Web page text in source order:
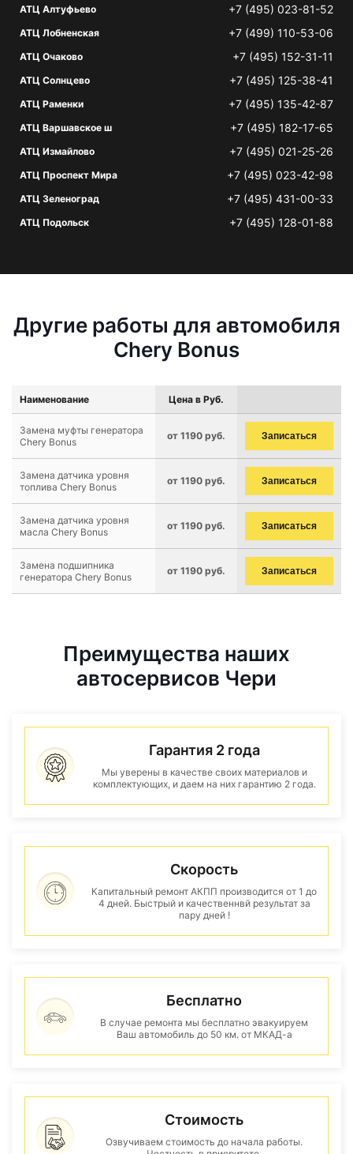
АТЦ Алтуфьево +7 (495) 023-81-52
АТЦ Лобненская +7 (499) 110-53-06
АТЦ Очаково +7 (495) 152-31-11
АТЦ Солнцево +7 (495) 125-38-41
АТЦ Раменки +7 (495) 135-42-87
АТЦ Варшавское ш +7 (495) 182-17-65
АТЦ Измайлово +7 (495) 021-25-26
АТЦ Проспект Мира +7 (495) 023-42-98
АТЦ Зеленоград +7 (495) 431-00-33
АТЦ Подольск +7 (495) 128-01-88
Другие работы для автомобиля
Chery Bonus
Наименование Цена в Руб.
Замена муфты генератора
Chery Bonus
от 1190 руб. Записаться
Замена датчика уровня
топлива Chery Bonus
от 1190 руб. Записаться
Замена датчика уровня
масла Chery Bonus
от 1190 руб. Записаться
Замена подшипника
генератора Chery Bonus
от 1190 руб. Записаться
Преимущества наших
автосервисов Чери
Гарантия 2 года
Мы уверены в качестве своих материалов и
комплектующих, и даем на них гарантию 2 года.
Скорость
Капитальный ремонт АКПП производится от 1 до
4 дней. Быстрый и качественнвй результат за
пару дней !
Бесплатно
В случае ремонта мы бесплатно эвакуируем
Ваш автомобиль до 50 км. от МКАД-а
Стоимость
Озвучиваем стоимость до начала работы.